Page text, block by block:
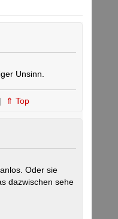
Unsinn.
| ⇑ Top
Oder sie
dazwischen sehe